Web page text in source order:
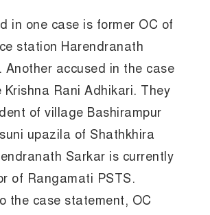
in one case is former OC of
station Harendranath
Another accused in the case
Krishna Rani Adhikari. They
of village Bashirampur
upazila of Shathkhira
Sarkar is currently
of Rangamati PSTS.
the case statement, OC